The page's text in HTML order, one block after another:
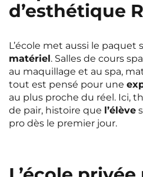
d’esthétique
L’école met aussi le paquet
matériel. Salles de cours
au maquillage et au spa,
tout est pensé pour une
au plus proche du réel. Ici,
de pair, histoire que l’élève
pro dès le premier jour.